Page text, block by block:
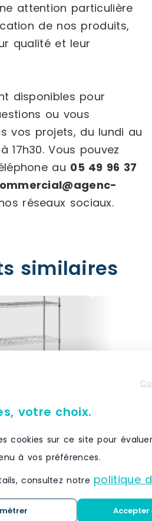
attention particulière
de nos produits,
qualité et leur
disponibles pour
ou vous
vos projets, du lundi au
17h30. Vous pouvez
au 05 49 96 37
réseaux sociaux.
similaires
Étagère
– 35 x 90 x
kg 14_0001534
de
137 cm –
– métal
votre choix.
cookies sur ce site pour
à vos préférences.
consultez notre politique